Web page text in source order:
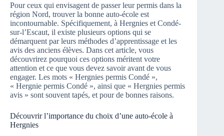
Pour ceux qui envisagent de passer leur permis dans la
région Nord, trouver la bonne auto-école est
incontournable. Spécifiquement, à Hergnies et Condé-
sur-l’Escaut, il existe plusieurs options qui se
démarquent par leurs méthodes d’apprentissage et les
avis des anciens élèves. Dans cet article, vous
découvrirez pourquoi ces options méritent votre
attention et ce que vous devez savoir avant de vous
engager. Les mots « Hergnies permis Condé »,
« Hergnie permis Condé », ainsi que « Hergnies permis
avis » sont souvent tapés, et pour de bonnes raisons.
Découvrir l’importance du choix d’une auto-école à
Hergnies